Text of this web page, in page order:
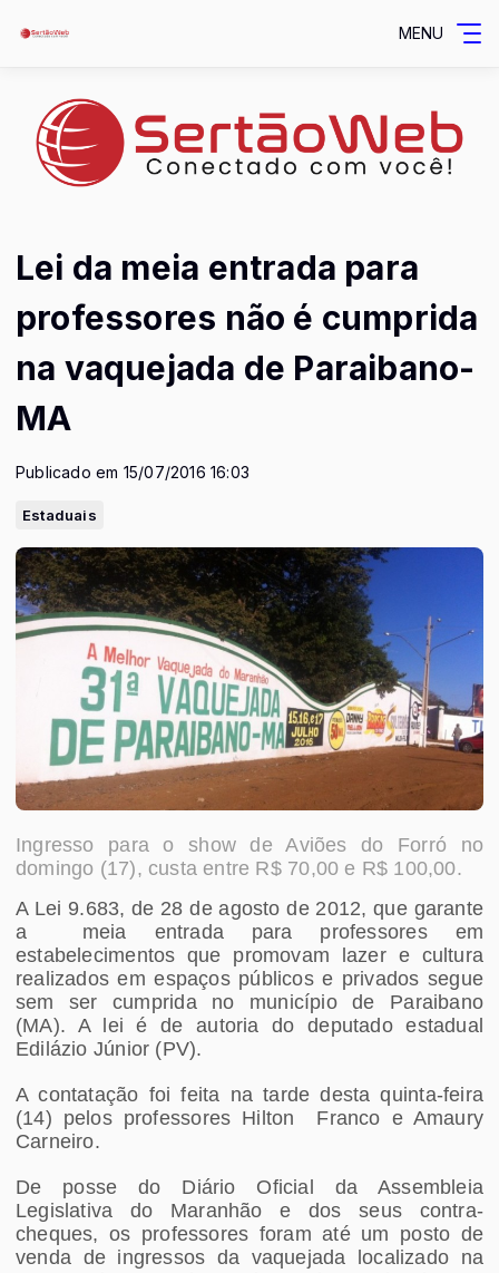
MENU
Lei da meia entrada para
professores não é cumprida
na vaquejada de Paraibano-
MA
Publicado em 15/07/2016 16:03
Estaduais
Ingresso para o show de Aviões do Forró no
domingo (17), custa entre R$ 70,00 e R$ 100,00.
A Lei 9.683, de 28 de agosto de 2012, que garante
a meia entrada para professores em
estabelecimentos que promovam lazer e cultura
realizados em espaços públicos e privados segue
sem ser cumprida no município de Paraibano
(MA). A lei é de autoria do deputado estadual
Edilázio Júnior (PV).
A contatação foi feita na tarde desta quinta-feira
(14) pelos professores Hilton Franco e Amaury
Carneiro.
De posse do Diário Oficial da Assembleia
Legislativa do Maranhão e dos seus contra-
cheques, os professores foram até um posto de
venda de ingressos da vaquejada localizado na